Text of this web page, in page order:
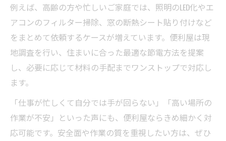
なんでも屋が伝える暮らし向上の節電術
便利屋に相談する福井県向け節電の実例集
便利屋が手がけた福井の節電成功エピソー
ド
なんでも屋の経験から生まれた節電工夫集
例えば、高齢の方や忙しいご家庭では、照明のLED化やエ
アコンのフィルター掃除、窓の断熱シート貼り付けなど
をまとめて依頼するケースが増えています。便利屋は現
地調査を行い、住まいに合った最適な節電方法を提案
し、必要に応じて材料の手配までワンストップで対応し
ます。
「仕事が忙しくて自分では手が回らない」「高い場所の
作業が不安」といった声にも、便利屋ならきめ細かく対
応可能です。安全面や作業の質を重視したい方は、ぜひ